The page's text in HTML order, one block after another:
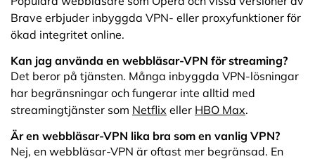
Brave erbjuder inbyggda VPN- eller proxyfunktioner för
ökad integritet online.
Kan jag använda en webbläsar-VPN för streaming?
Det beror på tjänsten. Många inbyggda VPN-lösningar
har begränsningar och fungerar inte alltid med
streamingtjänster som Netflix eller HBO Max.
Är en webbläsar-VPN lika bra som en vanlig VPN?
Nej, en webbläsar-VPN är oftast mer begränsad. En